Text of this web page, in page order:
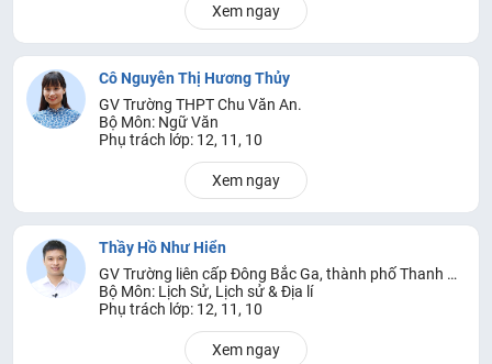
Xem ngay
Cô Nguyễn Thị Hương Thủy
GV Trường THPT Chu Văn An.
Bộ Môn: Ngữ Văn
Phụ trách lớp: 12, 11, 10
Xem ngay
Thầy Hồ Như Hiển
GV Trường liên cấp Đông Bắc Ga, thành phố Thanh Hóa
Bộ Môn: Lịch Sử, Lịch sử & Địa lí
Phụ trách lớp: 12, 11, 10
Xem ngay